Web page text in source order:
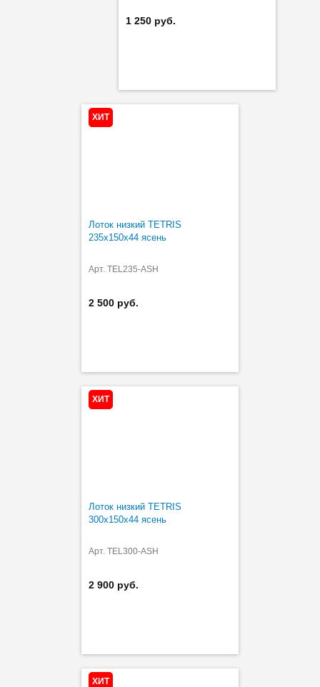
1 250 руб.
ХИТ
Лоток низкий TETRIS
235х150х44 ясень
Арт. TEL235-ASH
2 500 руб.
ХИТ
Лоток низкий TETRIS
300х150х44 ясень
Арт. TEL300-ASH
2 900 руб.
ХИТ